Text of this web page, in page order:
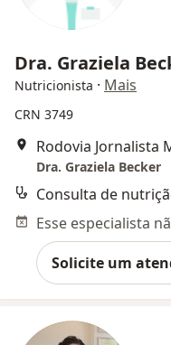
Dra. Graziela
Nutricionista · Mais
CRN 3749
Dra. Graziela Becker
Consulta de
Solicite um